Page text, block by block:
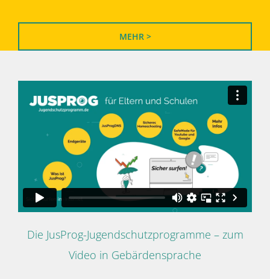
MEHR >
Die JusProg-Jugendschutzprogramme – zum
Video in Gebärdensprache